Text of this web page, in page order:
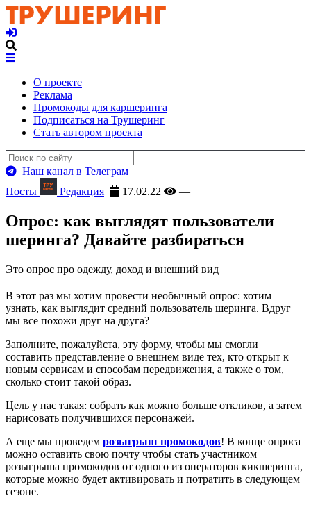
О проекте
Реклама
Промокоды для каршеринга
Подписаться на Трушеринг
Стать автором проекта
Наш канал в Телеграм
Посты
Редакция 17.02.22 —
Опрос: как выглядят пользователи
шеринга? Давайте разбираться
Это опрос про одежду, доход и внешний вид
В этот раз мы хотим провести необычный опрос: хотим
узнать, как выглядит средний пользователь шеринга. Вдруг
мы все похожи друг на друга?
Заполните, пожалуйста, эту форму, чтобы мы смогли
составить представление о внешнем виде тех, кто открыт к
новым сервисам и способам передвижения, а также о том,
сколько стоит такой образ.
Цель у нас такая: собрать как можно больше откликов, а затем
нарисовать получившихся персонажей.
А еще мы проведем розыгрыш промокодов! В конце опроса
можно оставить свою почту чтобы стать участником
розыгрыша промокодов от одного из операторов кикшеринга,
которые можно будет активировать и потратить в следующем
сезоне.